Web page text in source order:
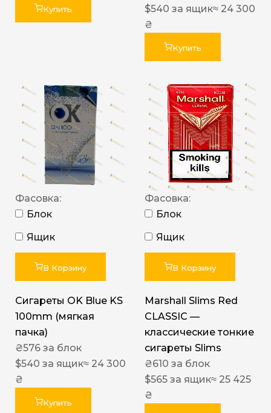
Купить
$540 за ящик≈ 24 300
₴
Купить
Фасовка:
Блок
Ящик
В Корзину
Сигареты OK Blue KS
100mm (мягкая
пачка)
₴576 за блок
$540 за ящик≈ 24 300
₴
Купить
Фасовка:
Блок
Ящик
В Корзину
Marshall Slims Red
CLASSIC —
классические тонкие
сигареты Slims
₴610 за блок
$565 за ящик≈ 25 425
₴